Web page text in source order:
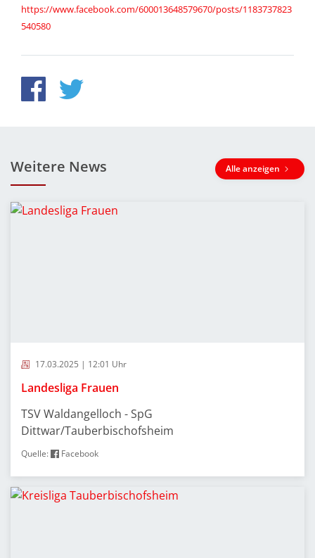
https://www.facebook.com/600013648579670/posts/1183737823
540580
Weitere News Alle anzeigen
17.03.2025 | 12:01 Uhr
Landesliga Frauen
TSV Waldangelloch - SpG
Dittwar/Tauberbischofsheim
Quelle: Facebook